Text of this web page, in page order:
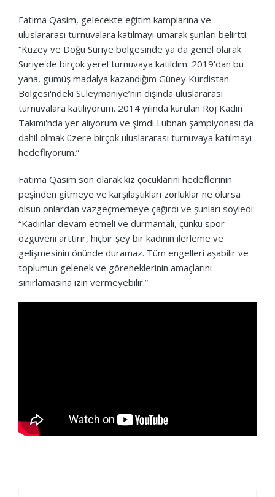
Fatima Qasim, gelecekte eğitim kamplarına ve
uluslararası turnuvalara katılmayı umarak şunları belirtti:
“Kuzey ve Doğu Suriye bölgesinde ya da genel olarak
Suriye'de birçok yerel turnuvaya katıldım. 2019'dan bu
yana, gümüş madalya kazandığım Güney Kürdistan
Bölgesi'ndeki Süleymaniye’nin dışında uluslararası
turnuvalara katılıyorum. 2014 yılında kurulan Roj Kadın
Takımı'nda yer alıyorum ve şimdi Lübnan şampiyonası da
dahil olmak üzere birçok uluslararası turnuvaya katılmayı
hedefliyorum.”
Fatima Qasim son olarak kız çocuklarını hedeflerinin
peşinden gitmeye ve karşılaştıkları zorluklar ne olursa
olsun onlardan vazgeçmemeye çağırdı ve şunları söyledi:
“Kadınlar devam etmeli ve durmamalı, çünkü spor
özgüveni arttırır, hiçbir şey bir kadının ilerleme ve
gelişmesinin önünde duramaz. Tüm engelleri aşabilir ve
toplumun gelenek ve göreneklerinin amaçlarını
sınırlamasına izin vermeyebilir.”